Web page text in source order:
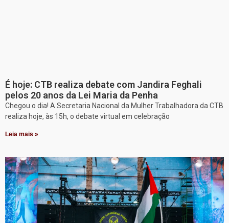
É hoje: CTB realiza debate com Jandira Feghali
pelos 20 anos da Lei Maria da Penha
Chegou o dia! A Secretaria Nacional da Mulher Trabalhadora da CTB
realiza hoje, às 15h, o debate virtual em celebração
Leia mais »